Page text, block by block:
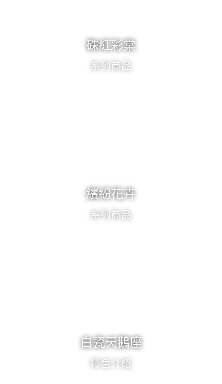
硃紅彩棠
系列商品
繽紛花卉
系列商品
白瓷天鵝座
特色介紹